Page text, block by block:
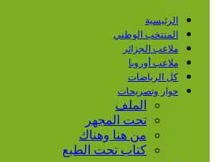
الرئيسية
المنتخب الوطني
ملاعب الجزائر
ملاعب أوروبا
كل الرياضات
حوار وتصريحات
الملف
تحت المجهر
من هنا وهناك
كتاب تحت الطبع